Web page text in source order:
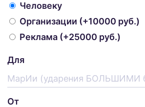
Человеку
Организации (+10000 руб.)
Реклама (+25000 руб.)
Для
От